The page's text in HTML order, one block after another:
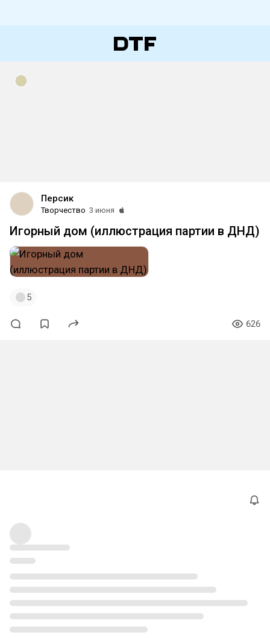
Персик
Творчество 3 июня
Игорный дом (иллюстрация партии в ДНД)
5
626